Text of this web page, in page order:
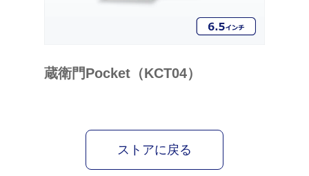
蔵衛門Pocket（KCT04）
ストアに戻る